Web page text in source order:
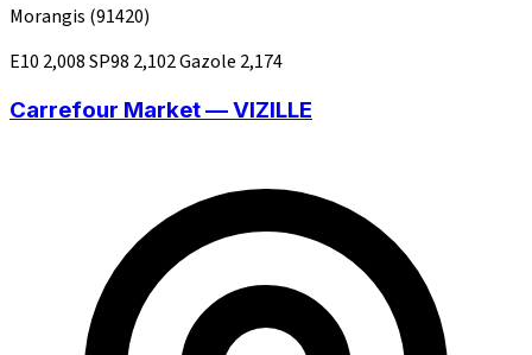
Morangis (91420)
E10 2,008SP98 2,102Gazole 2,174
Carrefour Market — VIZILLE